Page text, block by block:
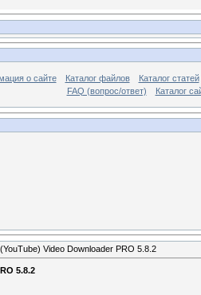
о сайте Каталог файлов
Каталог статей
FAQ (вопрос/ответ)
Каталог
Video Downloader PRO 5.8.2
5.8.2